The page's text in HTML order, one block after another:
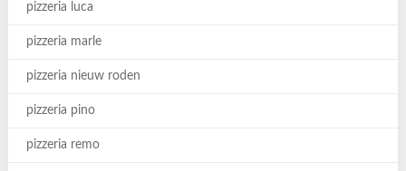
pizzeria luca
pizzeria marle
pizzeria nieuw roden
pizzeria pino
pizzeria remo